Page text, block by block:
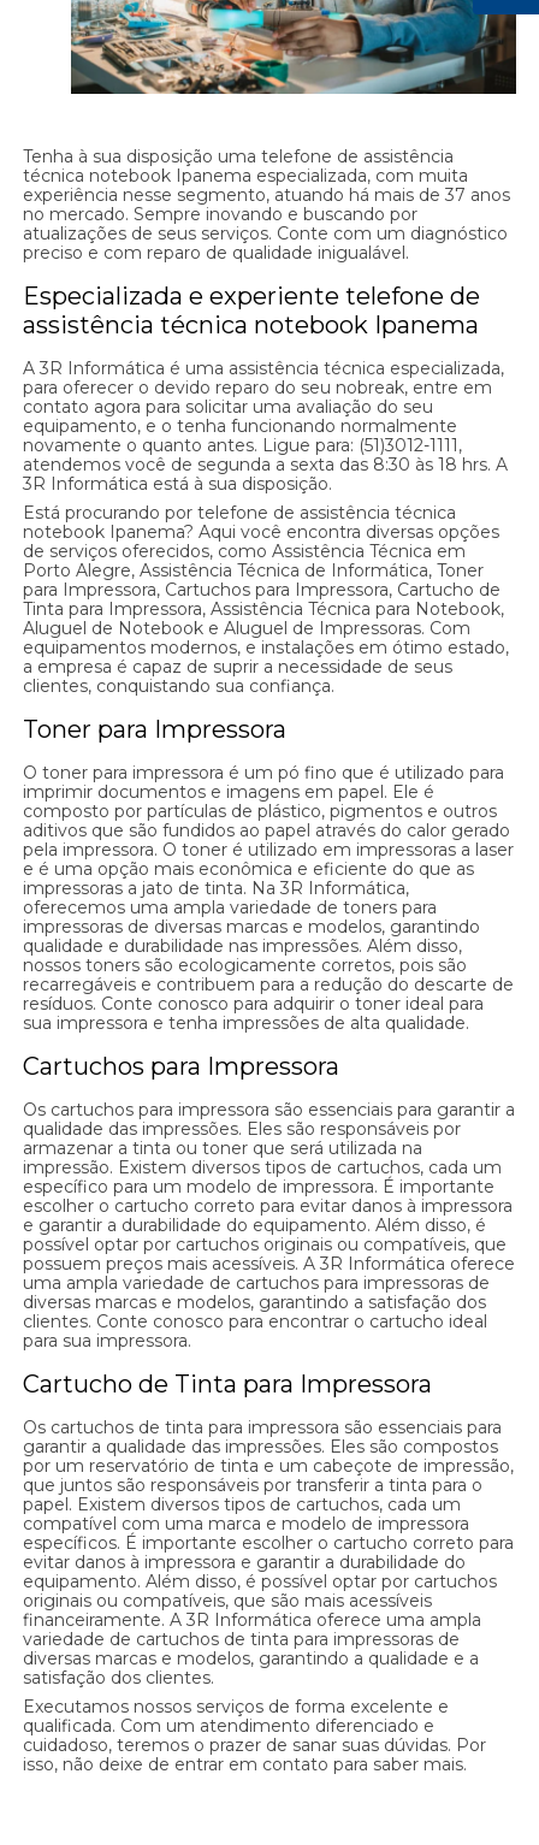
Tenha à sua disposição uma telefone de assistência
técnica notebook Ipanema especializada, com muita
experiência nesse segmento, atuando há mais de 37 anos
no mercado. Sempre inovando e buscando por
atualizações de seus serviços. Conte com um diagnóstico
preciso e com reparo de qualidade inigualável.
Especializada e experiente telefone de
assistência técnica notebook Ipanema
A 3R Informática é uma assistência técnica especializada,
para oferecer o devido reparo do seu nobreak, entre em
contato agora para solicitar uma avaliação do seu
equipamento, e o tenha funcionando normalmente
novamente o quanto antes. Ligue para: (51)3012-1111,
atendemos você de segunda a sexta das 8:30 às 18 hrs. A
3R Informática está à sua disposição.
Está procurando por telefone de assistência técnica
notebook Ipanema? Aqui você encontra diversas opções
de serviços oferecidos, como Assistência Técnica em
Porto Alegre, Assistência Técnica de Informática, Toner
para Impressora, Cartuchos para Impressora, Cartucho de
Tinta para Impressora, Assistência Técnica para Notebook,
Aluguel de Notebook e Aluguel de Impressoras. Com
equipamentos modernos, e instalações em ótimo estado,
a empresa é capaz de suprir a necessidade de seus
clientes, conquistando sua confiança.
Toner para Impressora
O toner para impressora é um pó fino que é utilizado para
imprimir documentos e imagens em papel. Ele é
composto por partículas de plástico, pigmentos e outros
aditivos que são fundidos ao papel através do calor gerado
pela impressora. O toner é utilizado em impressoras a laser
e é uma opção mais econômica e eficiente do que as
impressoras a jato de tinta. Na 3R Informática,
oferecemos uma ampla variedade de toners para
impressoras de diversas marcas e modelos, garantindo
qualidade e durabilidade nas impressões. Além disso,
nossos toners são ecologicamente corretos, pois são
recarregáveis e contribuem para a redução do descarte de
resíduos. Conte conosco para adquirir o toner ideal para
sua impressora e tenha impressões de alta qualidade.
Cartuchos para Impressora
Os cartuchos para impressora são essenciais para garantir a
qualidade das impressões. Eles são responsáveis por
armazenar a tinta ou toner que será utilizada na
impressão. Existem diversos tipos de cartuchos, cada um
específico para um modelo de impressora. É importante
escolher o cartucho correto para evitar danos à impressora
e garantir a durabilidade do equipamento. Além disso, é
possível optar por cartuchos originais ou compatíveis, que
possuem preços mais acessíveis. A 3R Informática oferece
uma ampla variedade de cartuchos para impressoras de
diversas marcas e modelos, garantindo a satisfação dos
clientes. Conte conosco para encontrar o cartucho ideal
para sua impressora.
Cartucho de Tinta para Impressora
Os cartuchos de tinta para impressora são essenciais para
garantir a qualidade das impressões. Eles são compostos
por um reservatório de tinta e um cabeçote de impressão,
que juntos são responsáveis por transferir a tinta para o
papel. Existem diversos tipos de cartuchos, cada um
compatível com uma marca e modelo de impressora
específicos. É importante escolher o cartucho correto para
evitar danos à impressora e garantir a durabilidade do
equipamento. Além disso, é possível optar por cartuchos
originais ou compatíveis, que são mais acessíveis
financeiramente. A 3R Informática oferece uma ampla
variedade de cartuchos de tinta para impressoras de
diversas marcas e modelos, garantindo a qualidade e a
satisfação dos clientes.
Executamos nossos serviços de forma excelente e
qualificada. Com um atendimento diferenciado e
cuidadoso, teremos o prazer de sanar suas dúvidas. Por
isso, não deixe de entrar em contato para saber mais.